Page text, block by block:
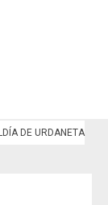
DE URDANETA